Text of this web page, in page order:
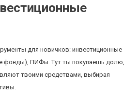
для новичков: инвестиционные
фонды), ПИФы. Тут ты покупаешь долю,
твоими средствами, выбирая